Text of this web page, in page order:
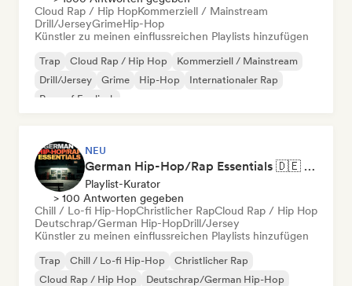
Cloud Rap / Hip HopKommerziell / Mainstream
Drill/JerseyGrimeHip-Hop
Künstler zu meinen einflussreichen Playlists hinzufügen
Trap Cloud Rap / Hip Hop
Kommerziell / Mainstream
Drill/Jersey
Grime Hip-Hop
Internationaler Rap
Rap auf Englisch
NEU
German Hip-Hop/Rap Essentials 🇩🇪 Deutschrap, Cloud Rap & Trap
Playlist-Kurator
> 100 Antworten gegeben
Chill / Lo-fi Hip-HopChristlicher RapCloud Rap / Hip Hop
Deutschrap/German Hip-HopDrill/Jersey
Künstler zu meinen einflussreichen Playlists hinzufügen
Trap Chill / Lo-fi Hip-Hop
Christlicher Rap
Cloud Rap / Hip Hop
Deutschrap/German Hip-Hop